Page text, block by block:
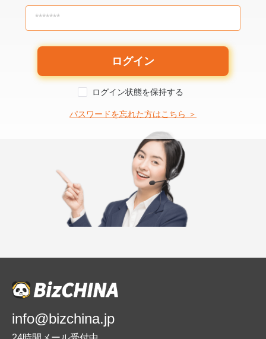
*******
ログイン
ログイン状態を保持する
パスワードを忘れた方はこちら ＞
info@bizchina.jp